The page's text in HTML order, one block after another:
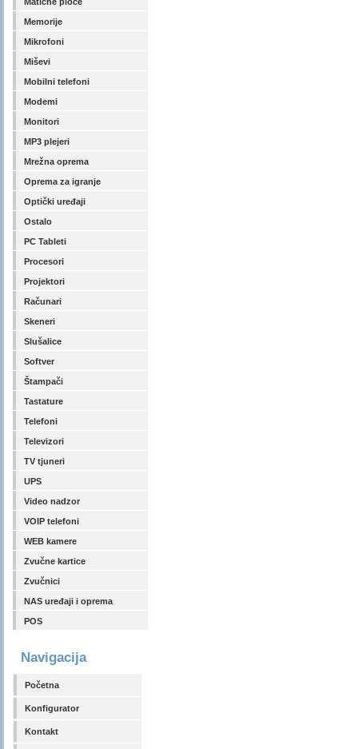
Memorije
Mikrofoni
Miševi
Mobilni telefoni
Modemi
Monitori
MP3 plejeri
Mrežna oprema
Oprema za igranje
Optički uređaji
Ostalo
PC Tableti
Procesori
Projektori
Računari
Skeneri
Slušalice
Softver
Štampači
Tastature
Telefoni
Televizori
TV tjuneri
UPS
Video nadzor
VOIP telefoni
WEB kamere
Zvučne kartice
Zvučnici
NAS uređaji i oprema
POS
Navigacija
Početna
Konfigurator
Kontakt